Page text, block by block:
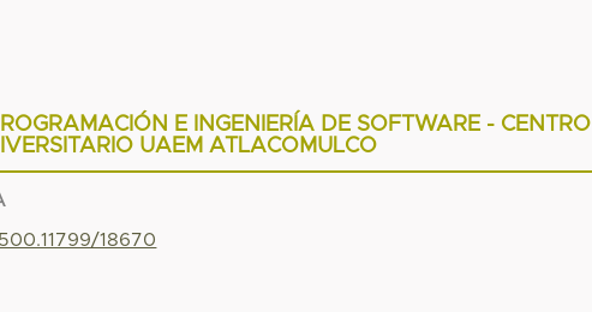
E INGENIERÍA DE SOFTWARE - CENTRO
UAEM ATLACOMULCO
18670